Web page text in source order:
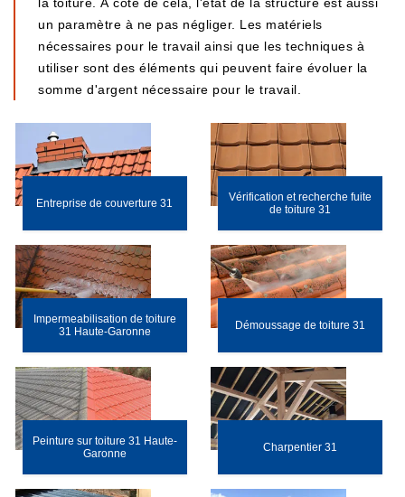
un paramètre à ne pas négliger. Les matériels
nécessaires pour le travail ainsi que les techniques à
utiliser sont des éléments qui peuvent faire évoluer la
somme d'argent nécessaire pour le travail.
Entreprise de couverture 31
Vérification et recherche fuite
de toiture 31
Impermeabilisation de toiture
31 Haute-Garonne
Démoussage de toiture 31
Peinture sur toiture 31 Haute-
Garonne
Charpentier 31